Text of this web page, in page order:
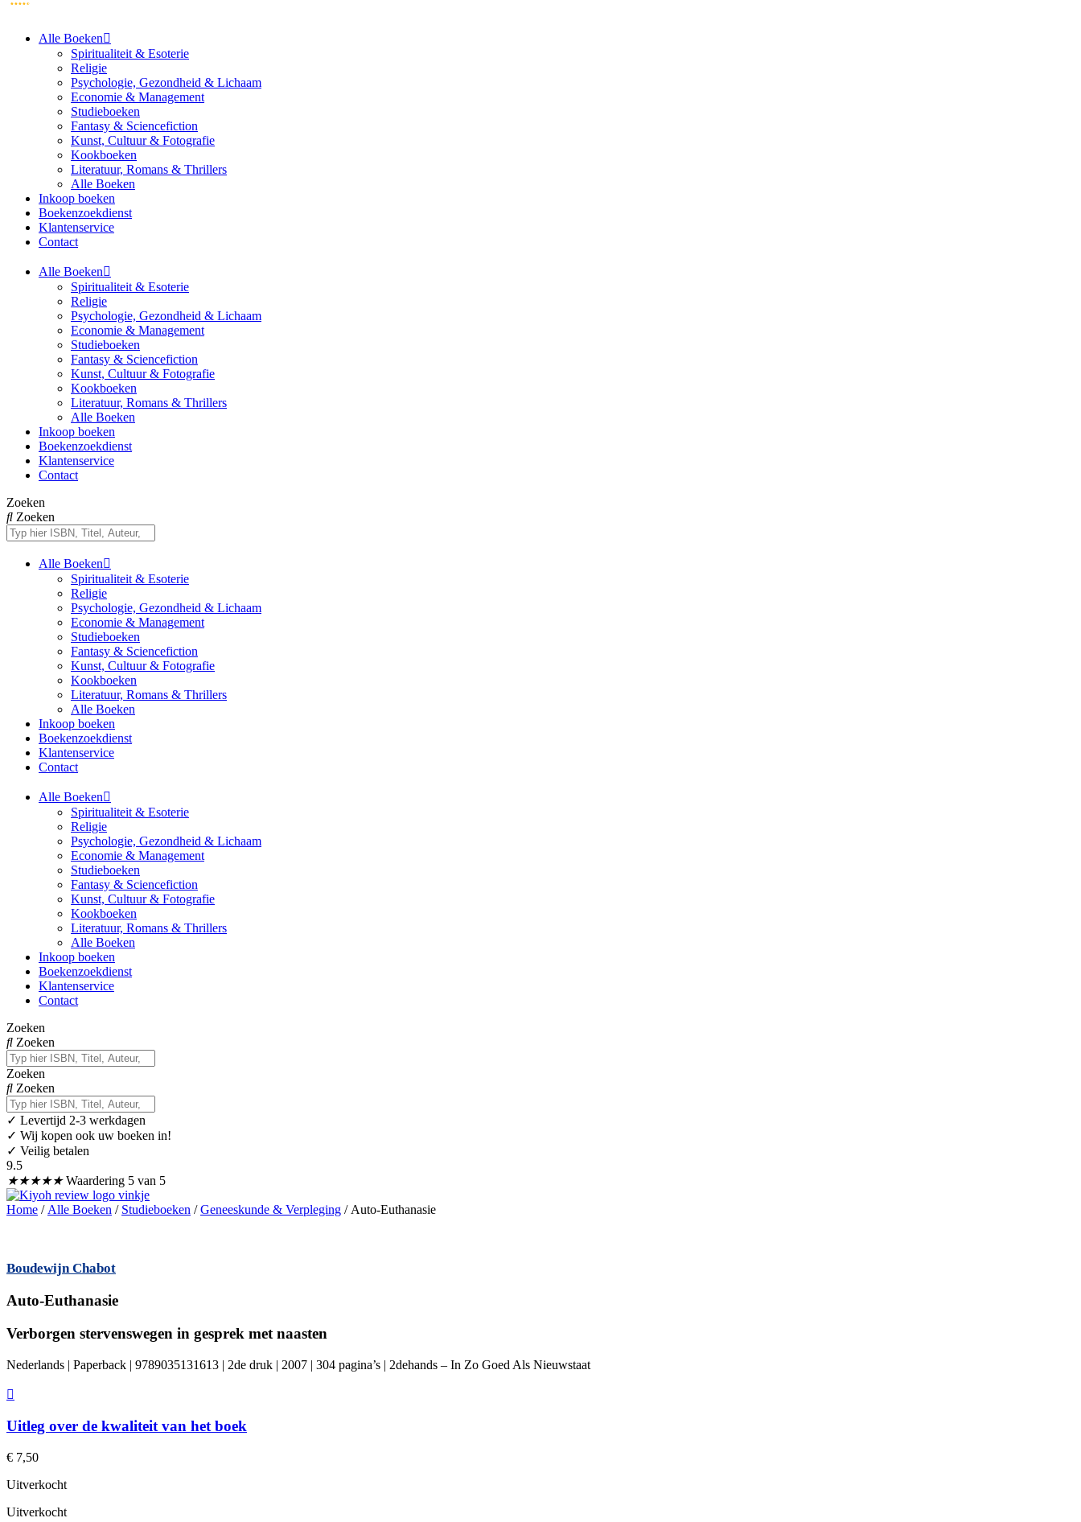
Alle Boeken
Spiritualiteit & Esoterie
Religie
Psychologie, Gezondheid & Lichaam
Economie & Management
Studieboeken
Fantasy & Sciencefiction
Kunst, Cultuur & Fotografie
Kookboeken
Literatuur, Romans & Thrillers
Alle Boeken
Inkoop boeken
Boekenzoekdienst
Klantenservice
Contact
Alle Boeken
Spiritualiteit & Esoterie
Religie
Psychologie, Gezondheid & Lichaam
Economie & Management
Studieboeken
Fantasy & Sciencefiction
Kunst, Cultuur & Fotografie
Kookboeken
Literatuur, Romans & Thrillers
Alle Boeken
Inkoop boeken
Boekenzoekdienst
Klantenservice
Contact
Zoeken
Zoeken
Alle Boeken
Spiritualiteit & Esoterie
Religie
Psychologie, Gezondheid & Lichaam
Economie & Management
Studieboeken
Fantasy & Sciencefiction
Kunst, Cultuur & Fotografie
Kookboeken
Literatuur, Romans & Thrillers
Alle Boeken
Inkoop boeken
Boekenzoekdienst
Klantenservice
Contact
Alle Boeken
Spiritualiteit & Esoterie
Religie
Psychologie, Gezondheid & Lichaam
Economie & Management
Studieboeken
Fantasy & Sciencefiction
Kunst, Cultuur & Fotografie
Kookboeken
Literatuur, Romans & Thrillers
Alle Boeken
Inkoop boeken
Boekenzoekdienst
Klantenservice
Contact
Zoeken
Zoeken
Zoeken
Zoeken
✓ Levertijd 2-3 werkdagen
✓ Wij kopen ook uw boeken in!
✓ Veilig betalen
9.5
★★★★★ Waardering 5 van 5
Home / Alle Boeken / Studieboeken /Geneeskunde & Verpleging / Auto-Euthanasie
Boudewijn Chabot
Auto-Euthanasie
Verborgen stervenswegen in gesprek met naasten
Nederlands | Paperback | 9789035131613 | 2de druk | 2007 | 304 pagina’s | 2dehands – In Zo Goed Als Nieuwstaat
Uitleg over de kwaliteit van het boek
€ 7,50
Uitverkocht
Uitverkocht